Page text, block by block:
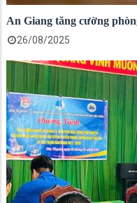
An Giang tăng cường
26/08/2025